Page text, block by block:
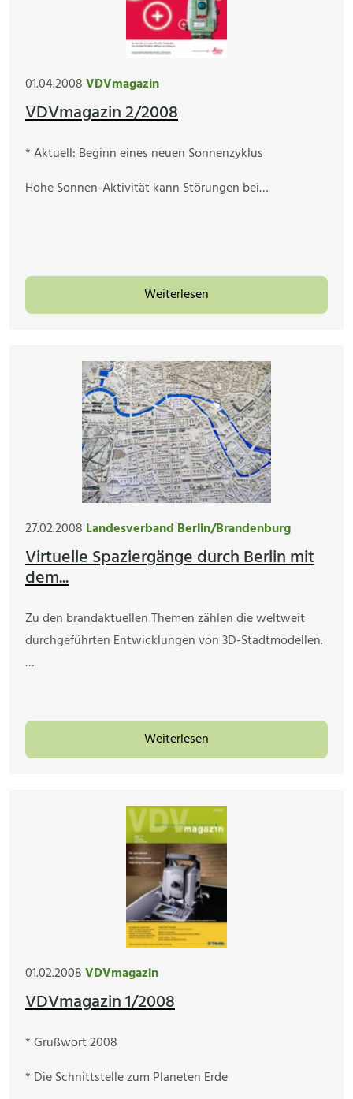
01.04.2008VDVmagazin
VDVmagazin 2/2008
* Aktuell: Beginn eines neuen Sonnenzyklus
Hohe Sonnen-Aktivität kann Störungen bei…
Weiterlesen
27.02.2008 Landesverband Berlin/Brandenburg
Virtuelle Spaziergänge durch Berlin mit
dem...
Zu den brandaktuellen Themen zählen die weltweit
durchgeführten Entwicklungen von 3D-Stadtmodellen.
…
Weiterlesen
01.02.2008VDVmagazin
VDVmagazin 1/2008
* Grußwort 2008
* Die Schnittstelle zum Planeten Erde